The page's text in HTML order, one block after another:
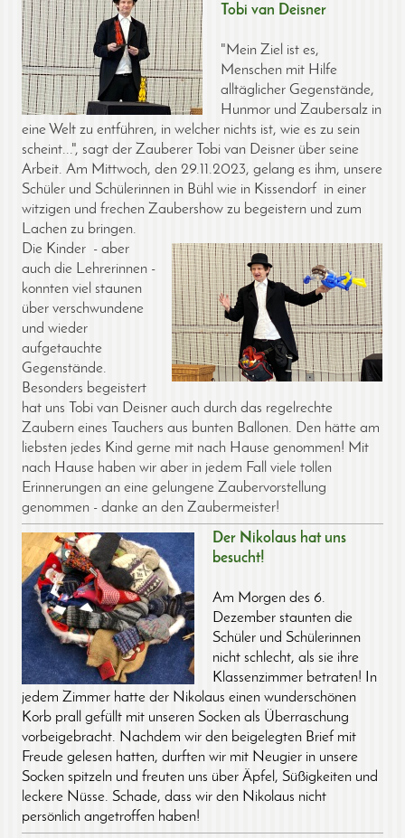
Tobi van Deisner
"Mein Ziel ist es,
Menschen mit Hilfe
alltäglicher Gegenstände,
Hunmor und Zaubersalz in
eine Welt zu entführen, in welcher nichts ist, wie es zu sein
scheint...", sagt der Zauberer Tobi van Deisner über seine
Arbeit. Am Mittwoch, den 29.11.2023, gelang es ihm, unsere
Schüler und Schülerinnen in Bühl wie in Kissendorf in einer
witzigen und frechen Zaubershow zu begeistern und zum
Lachen zu bringen.
Die Kinder - aber
auch die Lehrerinnen -
konnten viel staunen
über verschwundene
und wieder
aufgetauchte
Gegenstände.
Besonders begeistert
hat uns Tobi van Deisner auch durch das regelrechte
Zaubern eines Tauchers aus bunten Ballonen. Den hätte am
liebsten jedes Kind gerne mit nach Hause genommen! Mit
nach Hause haben wir aber in jedem Fall viele tollen
Erinnerungen an eine gelungene Zaubervorstellung
genommen - danke an den Zaubermeister!
Der Nikolaus hat uns
besucht!
Am Morgen des 6.
Dezember staunten die
Schüler und Schülerinnen
nicht schlecht, als sie ihre
Klassenzimmer betraten! In
jedem Zimmer hatte der Nikolaus einen wunderschönen
Korb prall gefüllt mit unseren Socken als Überraschung
vorbeigebracht. Nachdem wir den beigelegten Brief mit
Freude gelesen hatten, durften wir mit Neugier in unsere
Socken spitzeln und freuten uns über Äpfel, Süßigkeiten und
leckere Nüsse. Schade, dass wir den Nikolaus nicht
persönlich angetroffen haben!